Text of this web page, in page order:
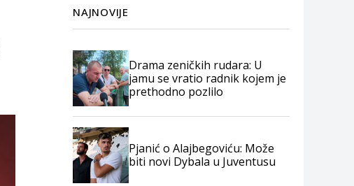
NAJNOVIJE
Drama zeničkih rudara: U
jamu se vratio radnik kojem je
prethodno pozlilo
Pjanić o Alajbegoviću: Može
biti novi Dybala u Juventusu